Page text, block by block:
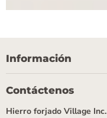
Información
Contáctenos
Hierro forjado Village Inc.